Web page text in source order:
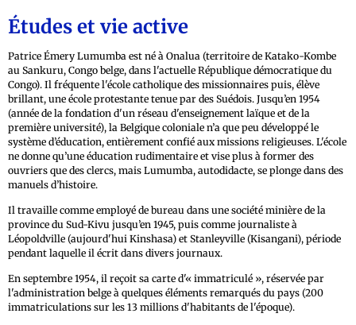
Études et vie active
Patrice Émery Lumumba est né à Onalua (territoire de Katako-Kombe
au Sankuru, Congo belge, dans l'actuelle République démocratique du
Congo). Il fréquente l'école catholique des missionnaires puis, élève
brillant, une école protestante tenue par des Suédois. Jusqu’en 1954
(année de la fondation d'un réseau d'enseignement laïque et de la
première université), la Belgique coloniale n’a que peu développé le
système d’éducation, entièrement confié aux missions religieuses. L'école
ne donne qu’une éducation rudimentaire et vise plus à former des
ouvriers que des clercs, mais Lumumba, autodidacte, se plonge dans des
manuels d’histoire.
Il travaille comme employé de bureau dans une société minière de la
province du Sud-Kivu jusqu’en 1945, puis comme journaliste à
Léopoldville (aujourd'hui Kinshasa) et Stanleyville (Kisangani), période
pendant laquelle il écrit dans divers journaux.
En septembre 1954, il reçoit sa carte d'« immatriculé », réservée par
l'administration belge à quelques éléments remarqués du pays (200
immatriculations sur les 13 millions d'habitants de l'époque).